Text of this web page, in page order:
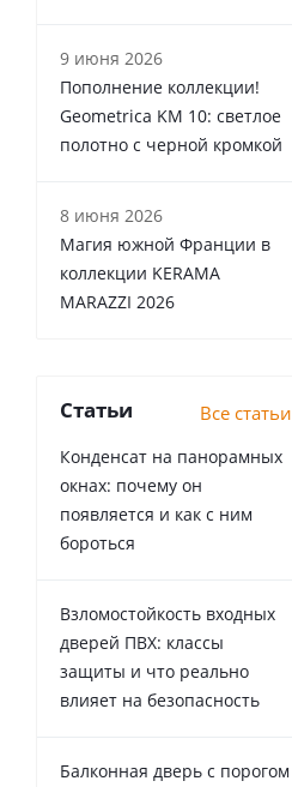
9 июня 2026
Пополнение коллекции!
Geometrica KM 10: светлое
полотно с черной кромкой
8 июня 2026
Магия южной Франции в
коллекции KERAMA
MARAZZI 2026
Статьи Все статьи
Конденсат на панорамных
окнах: почему он
появляется и как с ним
бороться
Взломостойкость входных
дверей ПВХ: классы
защиты и что реально
влияет на безопасность
Балконная дверь с порогом